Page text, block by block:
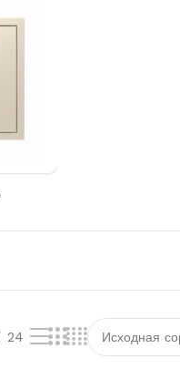
24